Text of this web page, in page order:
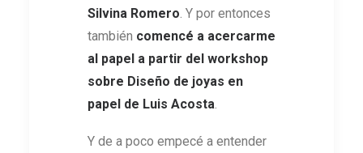
Silvina Romero. Y por entonces
también comencé a acercarme
al papel a partir del workshop
sobre Diseño de joyas en
papel de Luis Acosta.
Y de a poco empecé a entender